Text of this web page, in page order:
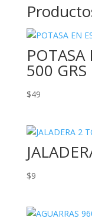
POTASA
500 GRS
$49
$9